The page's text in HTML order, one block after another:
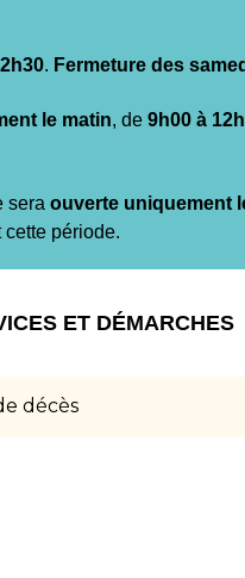
. Fermeture des
le matin, de 9h00 à
sera ouverte uniquement
période.
ET DÉMARCHES
décès